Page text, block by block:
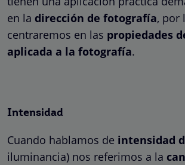
en la dirección de fotografía, por
centraremos en las propiedades
aplicada a la fotografía.
Intensidad
Cuando hablamos de intensidad
iluminancia) nos referimos a la